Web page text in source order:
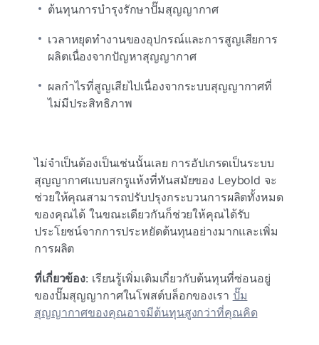
ต้นทุนการบํารุงรักษาปั๊มสุญญากาศ
เวลาหยุดทํางานของอุปกรณ์และการสูญเสียการ
ผลิตเนื่องจากปัญหาสุญญากาศ
ผลกําไรที่สูญเสียไปเนื่องจากระบบสุญญากาศที่
ไม่มีประสิทธิภาพ
ไม่จําเป็นต้องเป็นเช่นนั้นเลย การอัปเกรดเป็นระบบ
สุญญากาศแบบสกรูแห้งที่ทันสมัยของ Leybold จะ
ช่วยให้คุณสามารถปรับปรุงกระบวนการผลิตทั้งหมด
ของคุณได้ ในขณะเดียวกันก็ช่วยให้คุณได้รับ
ประโยชน์จากการประหยัดต้นทุนอย่างมากและเพิ่ม
การผลิต
ที่เกี่ยวข้อง: เรียนรู้เพิ่มเติมเกี่ยวกับต้นทุนที่ซ่อนอยู่
ของปั๊มสุญญากาศในโพสต์บล็อกของเรา ปั๊ม
สุญญากาศของคุณอาจมีต้นทุนสูงกว่าที่คุณคิด